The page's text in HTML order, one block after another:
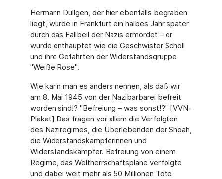
Hermann Düllgen, der hier ebenfalls begraben
liegt, wurde in Frankfurt ein halbes Jahr später
durch das Fallbeil der Nazis ermordet – er
wurde enthauptet wie die Geschwister Scholl
und ihre Gefährten der Widerstandsgruppe
"Weiße Rose".
Wie kann man es anders nennen, als daß wir
am 8. Mai 1945 von der Nazibarbarei befreit
worden sind!? "Befreiung – was sonst!?" [VVN-
Plakat] Das fragen vor allem die Verfolgten
des Naziregimes, die Überlebenden der Shoah,
die Widerstandskämpferinnen und
Widerstandskämpfer. Befreiung von einem
Regime, das Weltherrschaftspläne verfolgte
und dabei weit mehr als 50 Millionen Tote